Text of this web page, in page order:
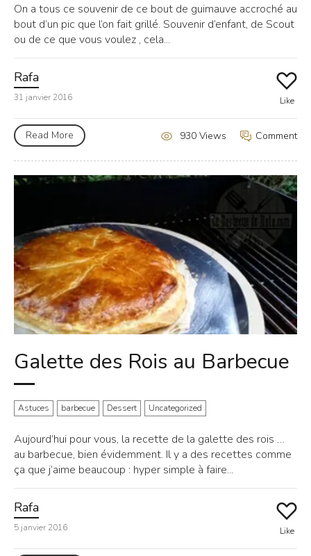
On a tous ce souvenir de ce bout de guimauve accroché au
bout d’un pic que l’on fait grillé. Souvenir d’enfant, de Scout
ou de ce que vous voulez , cela...
Rafa
31 janvier 2016 Like
Read More Comment
930 Views
Galette des Rois au Barbecue
Astuces barbecue Dessert Uncategorized
Aujourd’hui pour vous, la recette de la galette des rois …
au barbecue, bien évidemment. Il y a des recettes comme
ça que j’aime beaucoup : hyper simple à faire...
Rafa
5 janvier 2016 Like